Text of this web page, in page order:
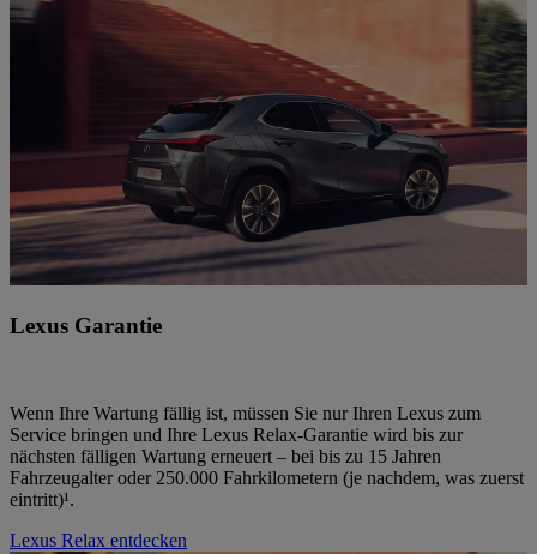
Lexus Garantie
Wenn Ihre Wartung fällig ist, müssen Sie nur Ihren Lexus zum
Service bringen und Ihre Lexus Relax-Garantie wird bis zur
nächsten fälligen Wartung erneuert – bei bis zu 15 Jahren
Fahrzeugalter oder 250.000 Fahrkilometern (je nachdem, was zuerst
eintritt)¹.
Lexus Relax entdecken